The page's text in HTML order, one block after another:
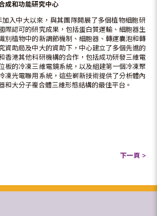
成和功能研究中心
入中大以來，與其團隊開展了多個植物細胞研
際認可的研究成果，包括蛋白質運輸、細胞器生
別植物中的新調節機制、細胞器、轉運囊泡和轉
資助局及中大的資助下，中心建立了多個先進的
香港其他科研機構的合作，包括成功研發三維電
板的冷凍三維電鏡系統，以及組建第一個冷凍聚
凍光電聯用系統，這些嶄新技術提供了分析體內
和大分子複合體三維形態結構的最佳平台。
下一頁 >